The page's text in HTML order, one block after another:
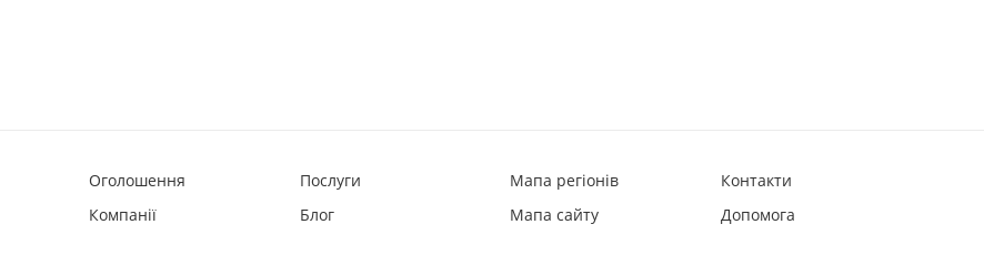
Оголошення
Компанії
Послуги
Блог
Мапа регіонів
Мапа сайту
Контакти
Допомога